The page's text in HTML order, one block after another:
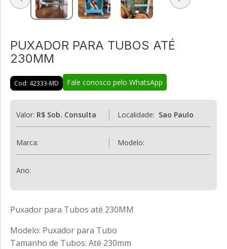
PUXADOR PARA TUBOS ATÉ
230MM
Cod: 42333-MD Fale conosco pelo WhatsApp
Valor: R$ Sob. Consulta Localidade: Sao Paulo
Marca: Modelo:
Ano:
Puxador para Tubos até 230MM
Modelo: Puxador para Tubo
Tamanho de Tubos: Até 230mm